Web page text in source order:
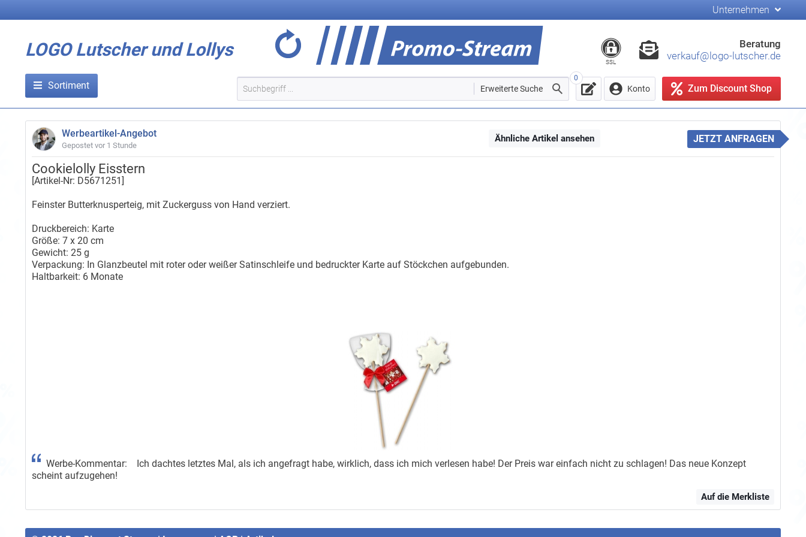
Unternehmen
LOGO Lutscher und Lollys
Sortiment Erweiterte Suche
SSL
Beratung
verkauf@logo-lutscher.de
0
Konto Zum Discount Shop
Werbeartikel-Angebot
Gepostet vor 1 Stunde
Cookielolly Eisstern
[Artikel-Nr: D5671251]
Feinster Butterknusperteig, mit Zuckerguss von Hand verziert.
Druckbereich: Karte
Größe: 7 x 20 cm
Gewicht: 25 g
Verpackung: In Glanzbeutel mit roter oder weißer Satinschleife und bedruckter Karte auf Stöckchen aufgebunden.
Haltbarkeit: 6 Monate
JETZT ANFRAGEN
Werbe-Kommentar: Ich dachtes letztes Mal, als ich angefragt habe, wirklich, dass ich mich verlesen habe! Der Preis war einfach nicht zu schlagen! Das neue Konzept
scheint aufzugehen!
Auf die Merkliste
Ähnliche Artikel ansehen